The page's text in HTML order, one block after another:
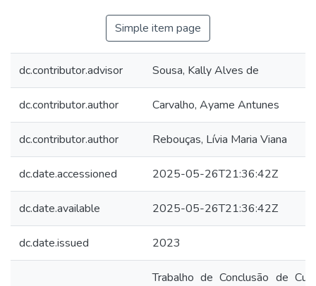
Simple item page
dc.contributor.advisor Sousa, Kally Alves de
dc.contributor.author Carvalho, Ayame Antunes
dc.contributor.author Rebouças, Lívia Maria Viana
dc.date.accessioned 2025-05-26T21:36:42Z
dc.date.available 2025-05-26T21:36:42Z
dc.date.issued 2023
Trabalho de Conclusão de